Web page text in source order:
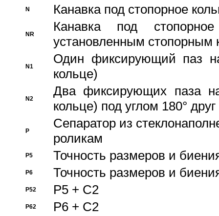
N Канавка под стопорное
NR
Канавка под
установленным стопорным
N1
Один фиксирующий паз
кольце)
N2
Два фиксирующих паза
кольце) под углом 180° друг
P
Cепаратор из
роликам
P5 Точность размеров и
P6 Точность размеров и
P52 P5 + C2
P62 P6 + C2